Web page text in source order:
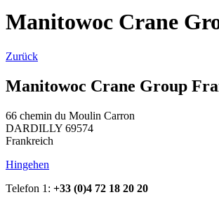
Manitowoc Crane
Zurück
Manitowoc Crane Group
66 chemin du Moulin Carron
DARDILLY 69574
Frankreich
Hingehen
Telefon 1: +33 (0)4 72 18 20 20